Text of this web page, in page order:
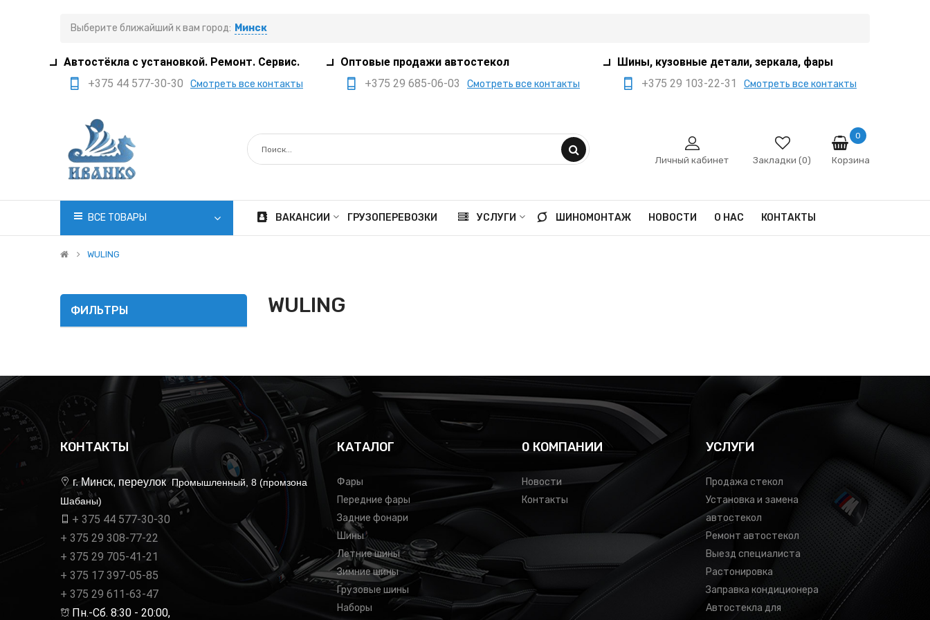
Выберите ближайший к вам город: Минск
Автостёкла с установкой. Ремонт. Сервис.
+375 44 577-30-30
Смотреть все контакты
+375 29 705-41-21
+375 17 397-05-85
office@ivanko.by
Минск, переулок
Промышленный,8/5
Вс. 8:30 - 18:00
Оптовые продажи автостекол
+375 29 685-06-03
Смотреть все контакты
+375 29 385-05-03
+375 29 559-41-21
Минск, переулок
Шины, кузовные детали, зеркала, фары
+375 29 103-22-31
Смотреть все контакты
+375 29 666-12-68
sale@ivanko.by
Промышленный,8/5
Личный кабинет Закладки (0) Корзина
0
ВСЕ ТОВАРЫ ВАКАНСИИ ГРУЗОПЕРЕВОЗКИ УСЛУГИ ШИНОМОНТАЖ НОВОСТИ О НАС КОНТАКТЫ
WULING
ФИЛЬТРЫ WULING
КОНТАКТЫ
г. Минск, переулок Промышленный, 8 (промзона
Шабаны)
+ 375 44 577-30-30
+ 375 29 308-77-22
+ 375 29 705-41-21
+ 375 17 397-05-85
+ 375 29 611-63-47
Пн.-Сб. 8:30 - 20:00,
КАТАЛОГ
Фары
Передние фары
Задние фонари
Шины
Летние шины
Зимние шины
Грузовые шины
Наборы
0 КОМПАНИИ
Новости
Контакты
УСЛУГИ
Продажа стекол
Установка и замена
автостекол
Ремонт автостекол
Выезд специалиста
Растонировка
Заправка кондиционера
Автостекла для